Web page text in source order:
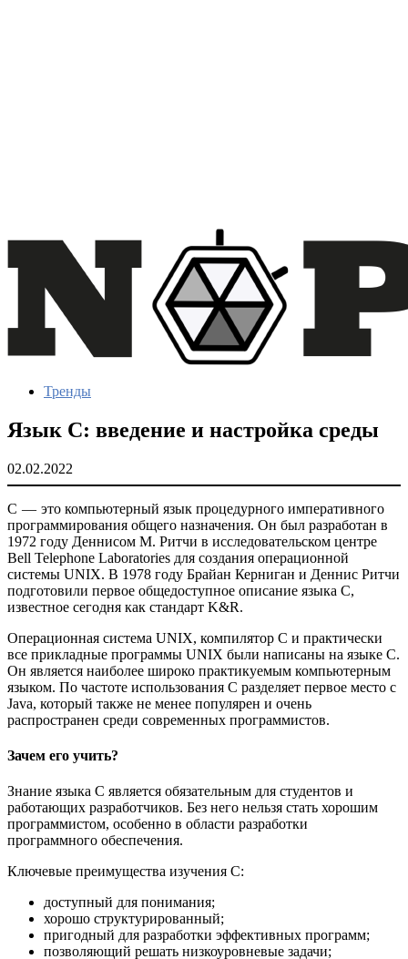
Тренды
Язык C: введение и настройка среды
02.02.2022
С — это компьютерный язык процедурного императивного
программирования общего назначения. Он был разработан в
1972 году Деннисом М. Ритчи в исследовательском центре
Bell Telephone Laboratories для создания операционной
системы UNIX. В 1978 году Брайан Керниган и Деннис Ритчи
подготовили первое общедоступное описание языка C,
известное сегодня как стандарт K&R.
Операционная система UNIX, компилятор C и практически
все прикладные программы UNIX были написаны на языке С.
Он является наиболее широко практикуемым компьютерным
языком. По частоте использования C разделяет первое место с
Java, который также не менее популярен и очень
распространен среди современных программистов.
Зачем его учить?
Знание языка C является обязательным для студентов и
работающих разработчиков. Без него нельзя стать хорошим
программистом, особенно в области разработки
программного обеспечения.
Ключевые преимущества изучения C:
доступный для понимания;
хорошо структурированный;
пригодный для разработки эффективных программ;
позволяющий решать низкоуровневые задачи;